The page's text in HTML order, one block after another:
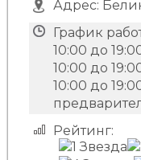
Адрес:
График
10:00 до
10:00 до
10:00 до
Рейтинг: